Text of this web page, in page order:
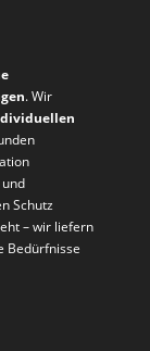
. Wir
Schutz
– wir liefern
Bedürfnisse